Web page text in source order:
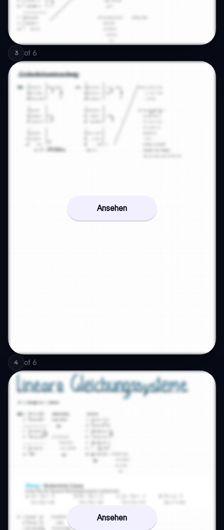
3 of 6
Ansehen
4 of 6
Ansehen